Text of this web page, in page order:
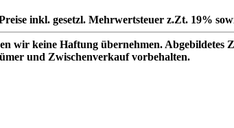
inkl. gesetzl. Mehrwertsteuer z.Zt. 19%
keine Haftung übernehmen. Abgebildetes
und Zwischenverkauf vorbehalten.